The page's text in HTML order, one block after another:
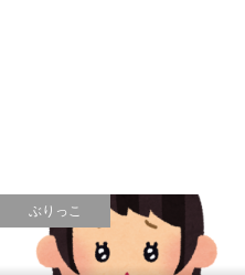
ぶりっこ